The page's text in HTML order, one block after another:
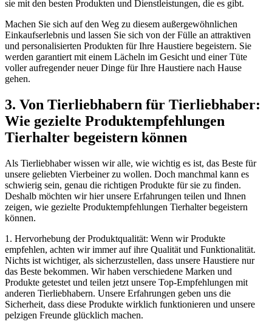
⁤sie mit⁢ den besten ​Produkten und Dienstleistungen, ⁣die es gibt.
Machen Sie sich auf den Weg zu diesem‌ außergewöhnlichen
Einkaufserlebnis⁤ und lassen⁤ Sie sich ⁣von der Fülle an ⁣attraktiven
und ‍personalisierten ⁢Produkten für ‌Ihre Haustiere⁤ begeistern. Sie
werden garantiert mit einem Lächeln im Gesicht und⁤ einer Tüte
voller aufregender neuer ⁢Dinge für Ihre⁤ Haustiere nach‌ Hause
gehen.
3. Von Tierliebhabern für⁤ Tierliebhaber:
Wie gezielte Produktempfehlungen
Tierhalter ‍begeistern können
Als Tierliebhaber wissen ‍wir alle,⁢ wie wichtig es ist, das Beste für
⁣unsere geliebten Vierbeiner zu⁣ wollen. Doch manchmal kann es
schwierig sein, genau die richtigen Produkte für sie zu finden.
Deshalb möchten⁢ wir hier unsere Erfahrungen⁢ teilen‍ und Ihnen
zeigen, wie gezielte ⁢Produktempfehlungen ‍Tierhalter begeistern
können.
1. Hervorhebung⁤ der Produktqualität: Wenn wir Produkte
empfehlen, achten wir immer auf ihre Qualität und Funktionalität.
Nichts ist wichtiger, als sicherzustellen, dass unsere Haustiere ⁢nur
das Beste bekommen. Wir haben verschiedene Marken und‌
Produkte getestet und teilen jetzt ⁤unsere Top-Empfehlungen mit
anderen Tierliebhabern. Unsere Erfahrungen geben uns⁢ die
Sicherheit, dass diese Produkte ⁣wirklich funktionieren und unsere
pelzigen ⁣Freunde glücklich⁢ machen.